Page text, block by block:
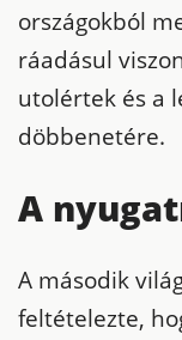
országokból
ráadásul
utolértek és a
döbbenetére.
A
A második
feltételezte,